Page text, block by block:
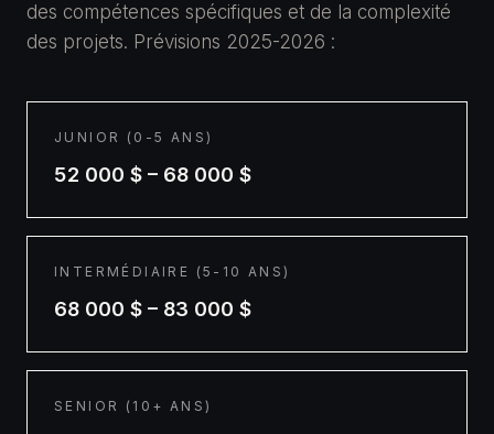
des compétences spécifiques et de la complexité
des projets. Prévisions 2025-2026 :
JUNIOR (0-5 ANS)
52 000 $ – 68 000 $
INTERMÉDIAIRE (5-10 ANS)
68 000 $ – 83 000 $
SENIOR (10+ ANS)